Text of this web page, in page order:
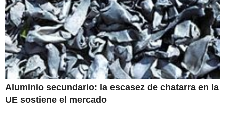
Aluminio secundario: la escasez de chatarra en la
UE sostiene el mercado